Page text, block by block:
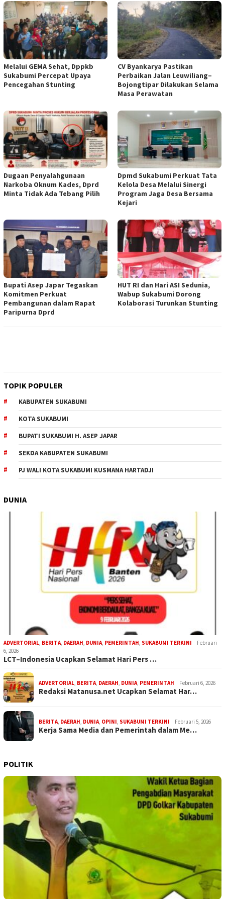
Melalui GEMA Sehat, Dppkb
Sukabumi Percepat Upaya
Pencegahan Stunting
CV Byankarya Pastikan
Perbaikan Jalan Leuwiliang–
Bojongtipar Dilakukan Selama
Masa Perawatan
Dugaan Penyalahgunaan
Narkoba Oknum Kades, Dprd
Minta Tidak Ada Tebang Pilih
Dpmd Sukabumi Perkuat Tata
Kelola Desa Melalui Sinergi
Program Jaga Desa Bersama
Kejari
Bupati Asep Japar Tegaskan
Komitmen Perkuat
Pembangunan dalam Rapat
Paripurna Dprd
HUT RI dan Hari ASI Sedunia,
Wabup Sukabumi Dorong
Kolaborasi Turunkan Stunting
TOPIK POPULER
KABUPATEN SUKABUMI
KOTA SUKABUMI
BUPATI SUKABUMI H. ASEP JAPAR
SEKDA KABUPATEN SUKABUMI
PJ WALI KOTA SUKABUMI KUSMANA HARTADJI
DUNIA
ADVERTORIAL, BERITA, DAERAH, DUNIA, PEMERINTAH, SUKABUMI TERKINI
Februari
6, 2026
LCT–Indonesia Ucapkan Selamat Hari Pers …
ADVERTORIAL, BERITA, DAERAH, DUNIA, PEMERINTAH Februari 6, 2026
Redaksi Matanusa.net Ucapkan Selamat Har…
BERITA, DAERAH, DUNIA, OPINI, SUKABUMI TERKINI Februari 5, 2026
Kerja Sama Media dan Pemerintah dalam Me…
POLITIK